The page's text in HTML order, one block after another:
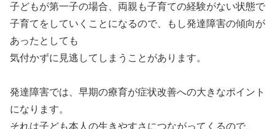
子どもが第一子の場合、両親も子育ての経験がない状態で
子育てをしていくことになるので、もし発達障害の傾向が
あったとしても
気付かずに見逃してしまうことがあります。
発達障害では、早期の療育が症状改善への大きなポイント
になります。
それは子ども本人の生きやすさにつながってくるので、